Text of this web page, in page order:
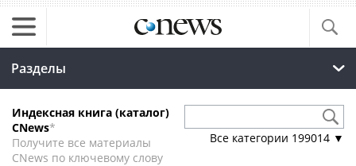
Разделы
Индексная книга (каталог)
CNews*
Получите все материалы
CNews по ключевому слову
Все категории 199014 ▼